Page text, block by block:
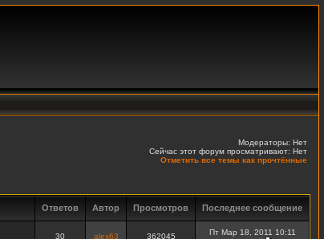
Модераторы: Нет
Сейчас этот форум просматривают: Нет
Отметить все темы как прочтённые
Ответов Автор Просмотров Последнее сообщение
30 alex63 362045
Пт Мар 18, 2011 10:11